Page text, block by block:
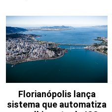
Florianópolis lança
sistema que automatiza